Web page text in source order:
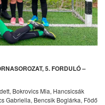
5. FORDULÓ –
Bokrovics Mia, Hancsicsák
Gabriella, Bencsik Boglárka, Födő